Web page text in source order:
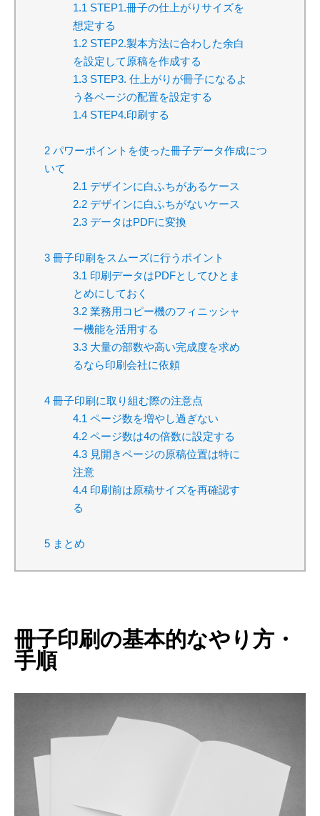
1.1 STEP1.冊子の仕上がりサイズを
想定する
1.2 STEP2.製本方法に合わした余白
を設定して原稿を作成する
1.3 STEP3. 仕上がりが冊子になるよ
う各ページの配置を設定する
1.4 STEP4.印刷する
2 パワーポイントを使った冊子データ作成につ
いて
2.1 デザインに白ふちがあるケース
2.2 デザインに白ふちがないケース
2.3 データはPDFに変換
3 冊子印刷をスムーズに行うポイント
3.1 印刷データはPDFとしてひとま
とめにしておく
3.2 業務用コピー機のフィニッシャ
ー機能を活用する
3.3 大量の部数や高い完成度を求め
るなら印刷会社に依頼
4 冊子印刷に取り組む際の注意点
4.1 ページ数を増やし過ぎない
4.2 ページ数は4の倍数に設定する
4.3 見開きページの原稿位置は特に
注意
4.4 印刷前は原稿サイズを再確認す
る
5 まとめ
冊子印刷の基本的なやり方・
手順